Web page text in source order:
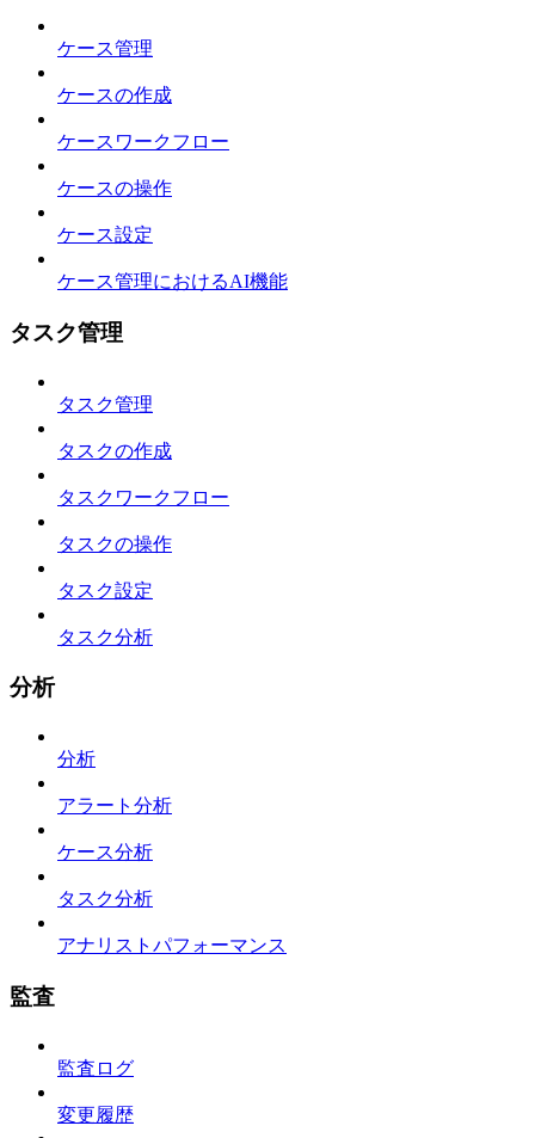
ケース管理
ケースの作成
ケースワークフロー
ケースの操作
ケース設定
ケース管理におけるAI機能
タスク管理
タスク管理
タスクの作成
タスクワークフロー
タスクの操作
タスク設定
タスク分析
分析
分析
アラート分析
ケース分析
タスク分析
アナリストパフォーマンス
監査
監査ログ
変更履歴